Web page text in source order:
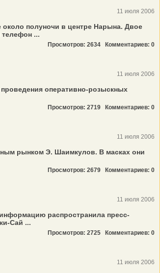
11 июля 2006
полуночи в центре Нарына. Двое
...
Просмотров: 2634 Комментариев: 0
11 июля 2006
оперативно-розыскных
Просмотров: 2719 Комментариев: 0
11 июля 2006
рынком Э. Шаимкулов. В масках они
Просмотров: 2679 Комментариев: 0
11 июля 2006
распространила пресс-
Сай ...
Просмотров: 2725 Комментариев: 0
11 июля 2006